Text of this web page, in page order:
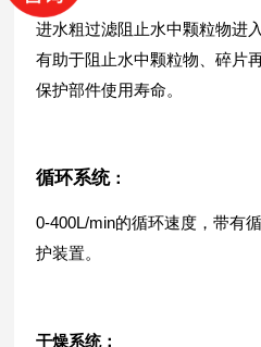
进水粗过滤阻止水中颗粒物进
有助于阻止水中颗粒物、碎片
保护部件使用寿命。
循环系统：
0-400L/min的循环速度，带有
护装置。
干燥系统：